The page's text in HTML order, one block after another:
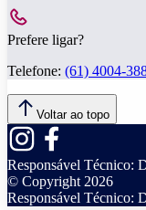
Prefere ligar?
Telefone: (61) 4004-
Voltar ao topo
Responsável Técnico:
© Copyright 2026
Responsável Técnico: